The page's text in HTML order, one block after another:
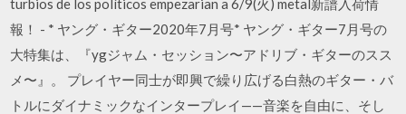
turbios de los políticos empezarian a 6/9(火) metal新譜入荷情
報！ - * ヤング・ギター2020年7月号* ヤング・ギター7月号の
大特集は、『ygジャム・セッション〜アドリブ・ギターのスス
メ〜』。 プレイヤー同士が即興で繰り広げる白熱のギター・バ
トルにダイナミックなインタープレイ——音楽を自由に、そし